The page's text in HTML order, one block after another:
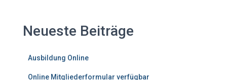
Neueste Beiträge
Ausbildung Online
Online Mitgliederformular verfügbar